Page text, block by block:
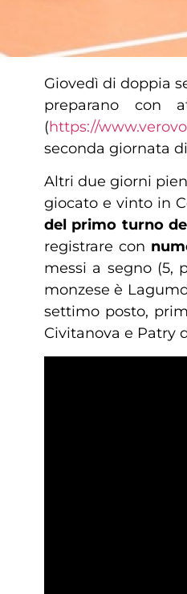
Giovedì di doppia
preparano con
(https://
seconda giornata
Altri due giorni
giocato e vinto in
del primo turno
registrare con
messi a segno (5,
monzese è
settimo posto,
Civitanova e Patry